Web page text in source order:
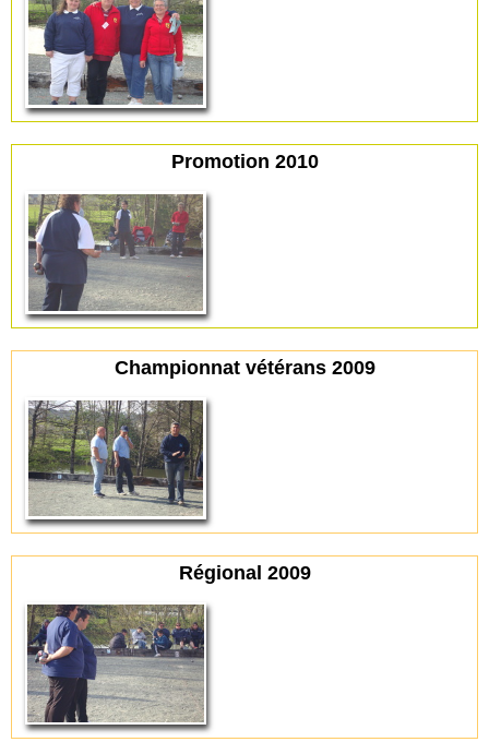
Promotion 2010
Championnat vétérans 2009
Régional 2009